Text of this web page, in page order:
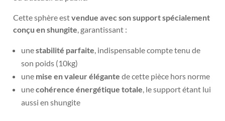
Cette sphère estvendue avec son support spécialement
conçu en shungite , garantissant :
unestabilité parfaite , indispensable compte tenu de
son poids (10kg)
une mise en valeur élégante de cette pièce hors norme
unecohérence énergétique totale , le support étant lui
aussi en shungite